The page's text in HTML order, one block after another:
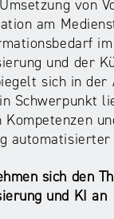
von
am
und der
sich in der
Schwerpunkt
Kompetenzen
sich den
und KI an